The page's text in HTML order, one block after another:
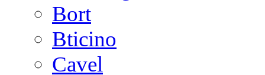
Bort
Bticino
Cavel